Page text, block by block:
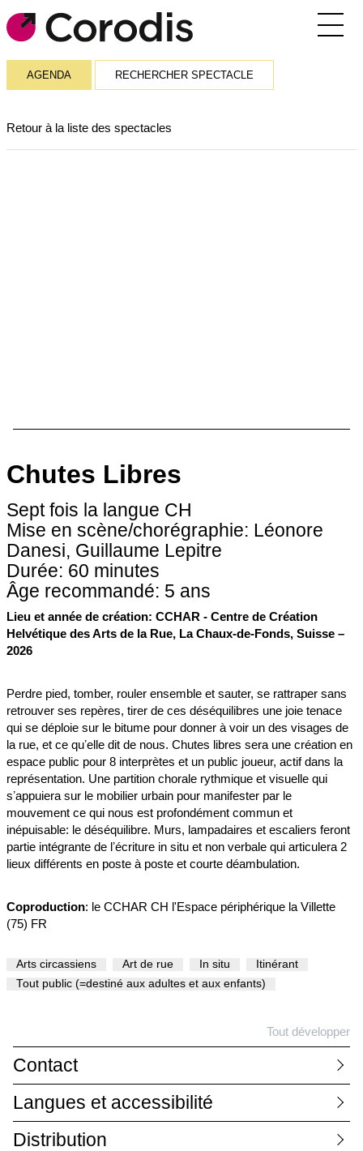
Agenda
AGENDA RECHERCHER SPECTACLE
Retour à la liste des spectacles
Chutes Libres
Sept fois la langue CH
Mise en scène/chorégraphie: Léonore
Danesi, Guillaume Lepitre
Durée: 60 minutes
Âge recommandé: 5 ans
Lieu et année de création: CCHAR - Centre de Création
Helvétique des Arts de la Rue, La Chaux-de-Fonds, Suisse –
2026
Perdre pied, tomber, rouler ensemble et sauter, se rattraper sans
retrouver ses repères, tirer de ces déséquilibres une joie tenace
qui se déploie sur le bitume pour donner à voir un des visages de
la rue, et ce quʼelle dit de nous. Chutes libres sera une création en
espace public pour 8 interprètes et un public joueur, actif dans la
représentation. Une partition chorale rythmique et visuelle qui
sʼappuiera sur le mobilier urbain pour manifester par le
mouvement ce qui nous est profondément commun et
inépuisable: le déséquilibre. Murs, lampadaires et escaliers feront
partie intégrante de lʼécriture in situ et non verbale qui articulera 2
lieux différents en poste à poste et courte déambulation.
Coproduction: le CCHAR CH l'Espace périphérique la Villette
(75) FR
Arts circassiens Art de rue In situ
Itinérant
Tout public (=destiné aux adultes et aux enfants)
Tout développer
Contact
Langues et accessibilité
Distribution